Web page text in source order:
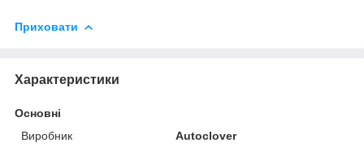
Приховати
Характеристики
Основні
Виробник
Autoclover